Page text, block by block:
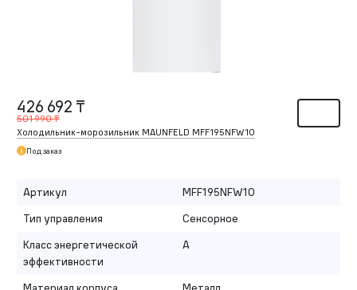
426 692 ₸
501 990 ₸
Холодильник-морозильник MAUNFELD MFF195NFW10
Под заказ
Артикул
MFF195NFW10
Тип управления
Сенсорное
Класс энергетической
эффективности
A